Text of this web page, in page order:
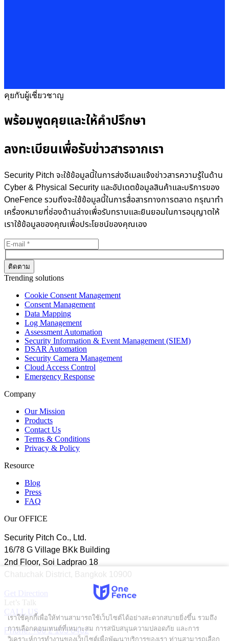
คุยกับผู้เชี่ยวชาญ
พร้อมพูดคุยและให้คำปรึกษา
ลงทะเบียนเพื่อรับข่าวสารจากเรา
Security Pitch จะใช้ข้อมูลนี้ในการส่งอีเมลแจ้งข่าวสารความรู้ในด้าน
Cyber & Physical Security และอัปเดตข้อมูลสินค้าและบริการของ
OneFence รวมถึงจะใช้ข้อมูลนี้ในการสื่อสารทางการตลาด กรุณาทำ
เครื่องหมายที่ช่องด้านล่างเพื่อรับทราบและยินยอมในการอนุญาตให้
เราใช้ข้อมูลของคุณเพื่อประโยชน์ของคุณเอง
Trending solutions
Cookie Consent Management
Consent Management
Data Mapping
Log Management
Assessment Automation
Security Information & Event Management (SIEM)
DSAR Automation
Security Camera Management
Cloud Access Control
Emergency Response
Company
Our Mission
Products
Contact Us
Terms & Conditions
Privacy & Policy
Resource
Blog
Press
FAQ
Our OFFICE
Security Pitch Co., Ltd.
16/78 G Village BKk Building
2nd Floor, Soi Ladprao 18
Chatuchak District, Bangkok 10900
Get Direction
Let’s Talk
CALL US
Phone: +66 2 103 6462
เราใช้คุกกี้เพื่อให้ท่านสามารถใช้เว็บไซต์ได้อย่างสะดวกสบายยิ่งขึ้น รวมถึง
การเลือกคอนเทนต์ที่เหมาะสม การสนับสนุนความปลอดภัย และการ
วิเคราะห์การทำงานของเว็บไซต์เพื่อพัฒนาบริการของเรา ท่านสามารถเลือก